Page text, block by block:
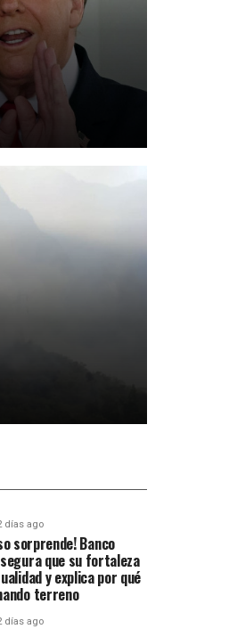
días ago
sorprende! Banco
que su fortaleza
y explica por qué
terreno
días ago